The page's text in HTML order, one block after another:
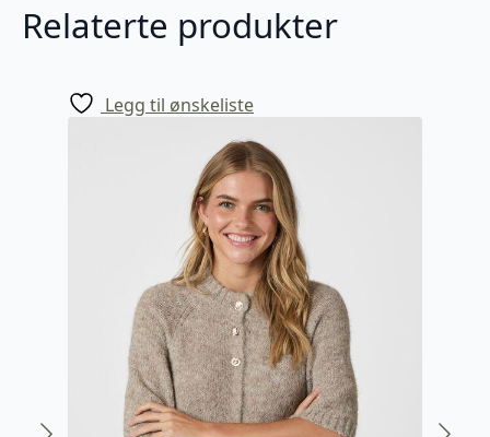
Relaterte produkter
Legg til ønskeliste